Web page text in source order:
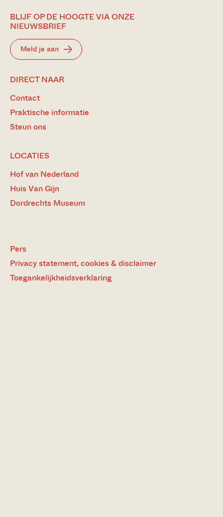
BLIJF OP DE HOOGTE VIA ONZE
NIEUWSBRIEF
Meld je aan
DIRECT NAAR
Contact
Praktische informatie
Steun ons
LOCATIES
Hof van Nederland
Huis Van Gijn
Dordrechts Museum
Pers
Privacy statement, cookies & disclaimer
Toegankelijkheidsverklaring